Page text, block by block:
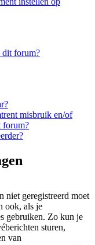
dit forum?
misbruik en/of
forum?
niet geregistreerd moet
ook, als je
gebruiken. Zo kun je
sturen,
van